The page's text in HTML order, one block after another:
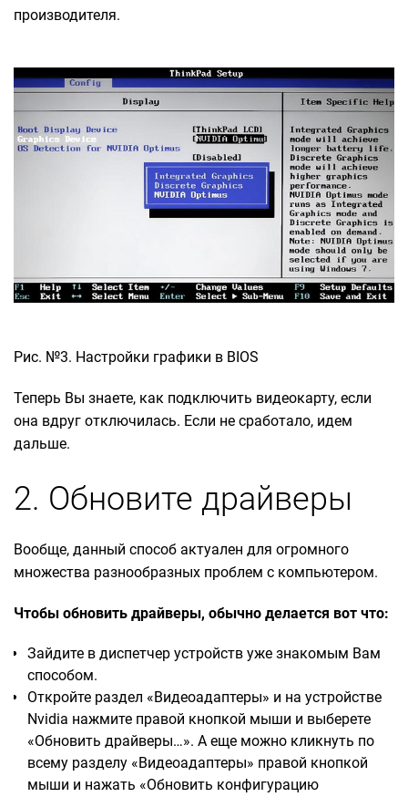
производителя.
Рис. №3. Настройки графики в BIOS
Теперь Вы знаете, как подключить видеокарту, если
она вдруг отключилась. Если не сработало, идем
дальше.
2. Обновите драйверы
Вообще, данный способ актуален для огромного
множества разнообразных проблем с компьютером.
Чтобы обновить драйверы, обычно делается вот что:
Зайдите в диспетчер устройств уже знакомым Вам
способом.
Откройте раздел «Видеоадаптеры» и на устройстве
Nvidia нажмите правой кнопкой мыши и выберете
«Обновить драйверы…». А еще можно кликнуть по
всему разделу «Видеоадаптеры» правой кнопкой
мыши и нажать «Обновить конфигурацию